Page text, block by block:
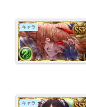
キャラ
キャラ